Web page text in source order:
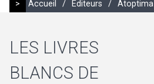
> Accueil / Editeurs / Atoptima
LES LIVRES
BLANCS DE